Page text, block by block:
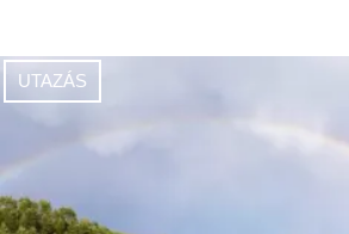
UTAZÁS